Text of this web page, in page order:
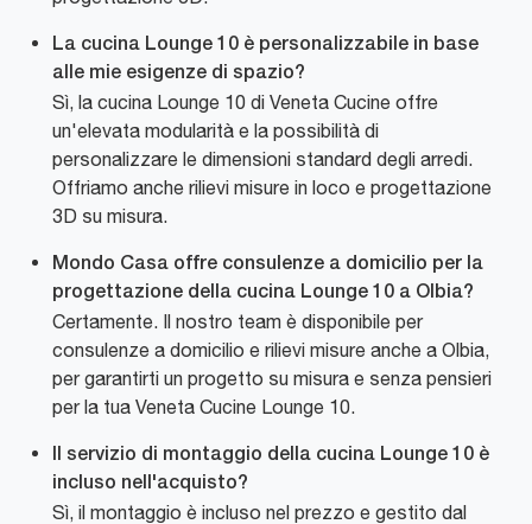
La cucina Lounge 10 è personalizzabile in base
alle mie esigenze di spazio?
Sì, la cucina Lounge 10 di Veneta Cucine offre
un'elevata modularità e la possibilità di
personalizzare le dimensioni standard degli arredi.
Offriamo anche rilievi misure in loco e progettazione
3D su misura.
Mondo Casa offre consulenze a domicilio per la
progettazione della cucina Lounge 10 a Olbia?
Certamente. Il nostro team è disponibile per
consulenze a domicilio e rilievi misure anche a Olbia,
per garantirti un progetto su misura e senza pensieri
per la tua Veneta Cucine Lounge 10.
Il servizio di montaggio della cucina Lounge 10 è
incluso nell'acquisto?
Sì, il montaggio è incluso nel prezzo e gestito dal